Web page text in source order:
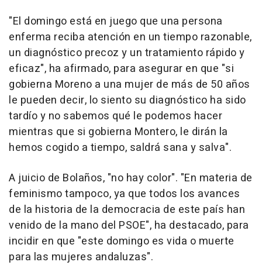
"El domingo está en juego que una persona
enferma reciba atención en un tiempo razonable,
un diagnóstico precoz y un tratamiento rápido y
eficaz", ha afirmado, para asegurar en que "si
gobierna Moreno a una mujer de más de 50 años
le pueden decir, lo siento su diagnóstico ha sido
tardío y no sabemos qué le podemos hacer
mientras que si gobierna Montero, le dirán la
hemos cogido a tiempo, saldrá sana y salva".
A juicio de Bolaños, "no hay color". "En materia de
feminismo tampoco, ya que todos los avances
de la historia de la democracia de este país han
venido de la mano del PSOE", ha destacado, para
incidir en que "este domingo es vida o muerte
para las mujeres andaluzas".